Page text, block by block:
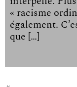
« racisme
également.
que […]